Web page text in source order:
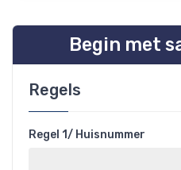
Begin met
Regels
Regel 1/ Huisnummer